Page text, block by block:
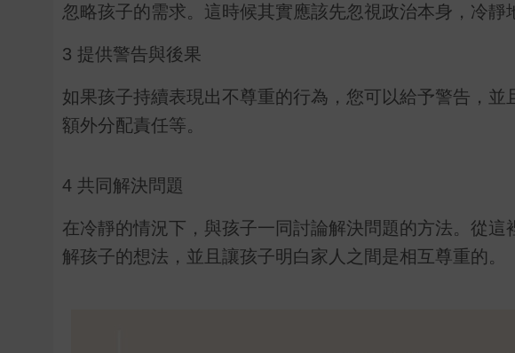
忽略孩子的需求。這時候其實應該先忽視政治本身，冷靜
3 提供警告與後果
如果孩子持續表現出不尊重的行為，您可以給予警告，
額外分配責任等。
4 共同解決問題
在冷靜的情況下，與孩子一同討論解決問題的方法。從
解孩子的想法，並且讓孩子明白家人之間是相互尊重的。